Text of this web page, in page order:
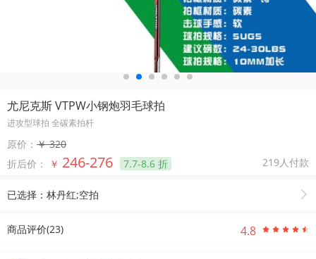
尤尼克斯 VTPW小钢炮羽毛球拍
进攻型球拍 全碳素拍杆
原价： ￥ 320
折后价：
￥ 246-276 7.7-8.6 折 219人付款
已选择： 林丹红;空拍 
商品评价(23) 4.8     
